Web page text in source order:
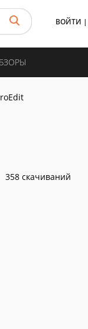
ВОЙТИ |
358 скачиваний